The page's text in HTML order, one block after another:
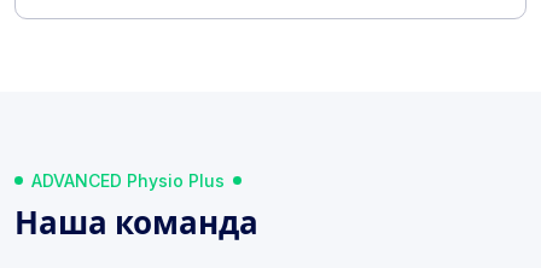
ADVANCED Physio Plus
Наша команда